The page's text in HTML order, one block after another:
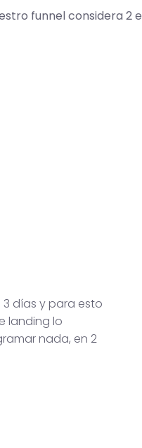
funnel considera 2
3 días y para esto
landing lo
nada, en 2